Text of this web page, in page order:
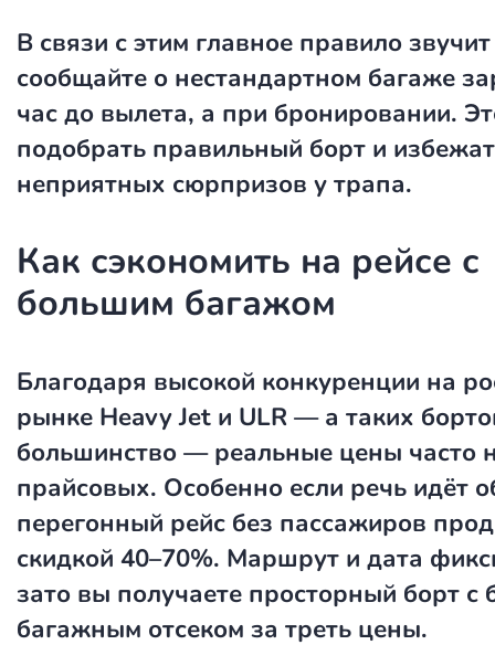
В связи с этим главное правило
сообщайте о нестандартном багаже
час до вылета, а при бронировании.
подобрать правильный борт и
неприятных сюрпризов у трапа.
Как сэкономить на рейсе с
большим багажом
Благодаря высокой конкуренции на
рынке Heavy Jet и ULR — а таких
большинство — реальные цены часто
прайсовых. Особенно если речь идёт
перегонный рейс без пассажиров
скидкой 40–70%. Маршрут и дата
зато вы получаете просторный борт с
багажным отсеком за треть цены.